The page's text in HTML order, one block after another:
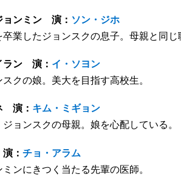
ョンミン 演： ソン・ジホ
卒業したジョンスクの息子。母親と同じ
ラン 演： イ・ソヨン
スクの娘。美大を目指す高校生。
演： キム・ミギョン
ョンスクの母親。娘を心配している。
： チョ・アラム
ミンにきつく当たる先輩の医師。